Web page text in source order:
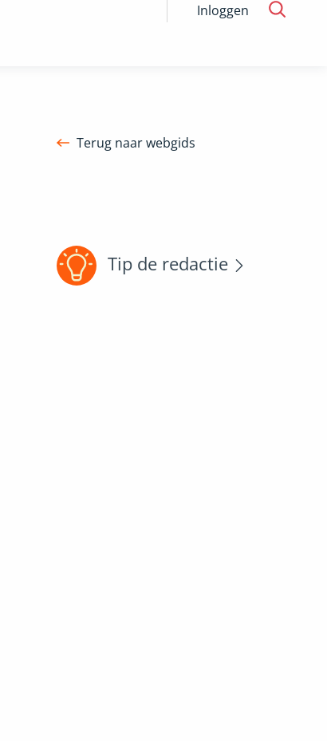
Inloggen
Terug naar webgids
Tip de redactie